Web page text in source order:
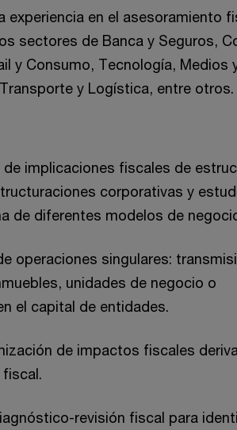
experiencia en el asesoramiento
sectores de Banca y Seguros,
y Consumo, Tecnología, Medios
y Logística, entre
de implicaciones fiscales de
corporativas y
de diferentes modelos de
operaciones singulares:
unidades de negocio o
el capital de entidades.
de impactos fiscales
fiscal.
revisión fiscal para